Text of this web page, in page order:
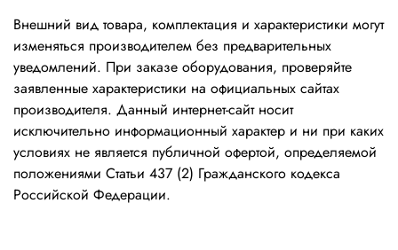
Внешний вид товара, комплектация и характеристики могут
изменяться производителем без предварительных
уведомлений. При заказе оборудования, проверяйте
заявленные характеристики на официальных сайтах
производителя. Данный интернет-сайт носит
исключительно информационный характер и ни при каких
условиях не является публичной офертой, определяемой
положениями Статьи 437 (2) Гражданского кодекса
Российской Федерации.